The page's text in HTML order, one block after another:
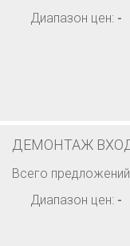
Диапазон цен: -
ДЕМОНТАЖ
Всего
Диапазон цен: -